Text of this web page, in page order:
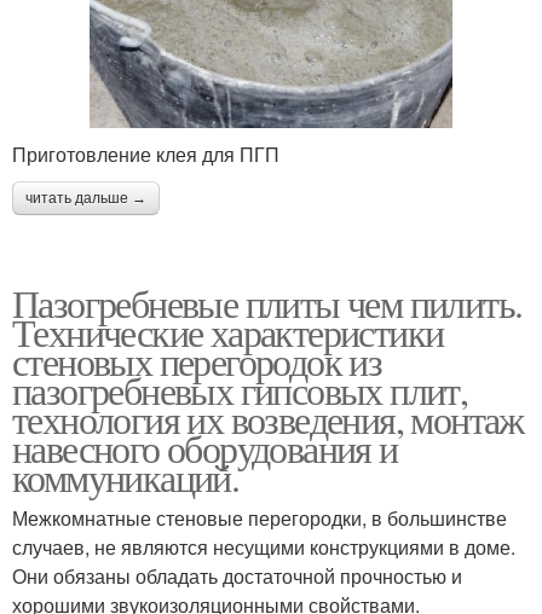
Приготовление клея для ПГП
читать дальше →
Пазогребневые плиты чем пилить.
Технические характеристики
стеновых перегородок из
пазогребневых гипсовых плит,
технология их возведения, монтаж
навесного оборудования и
коммуникаций.
Межкомнатные стеновые перегородки, в большинстве
случаев, не являются несущими конструкциями в доме.
Они обязаны обладать достаточной прочностью и
хорошими звукоизоляционными свойствами.